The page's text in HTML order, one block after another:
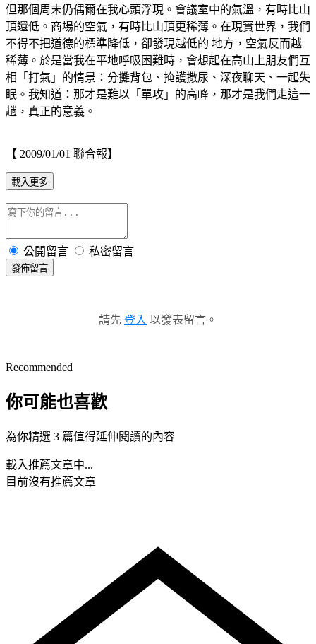
但那個周末仍偶爾在我心頭浮現。會議室中的氣溫，有時比山
頂還低。商場的空氣，有時比山頂更稀薄。在現實世界，我們
不得不把道德的標準降低，卻發現越低的 地方，空氣反而越
稀薄。於是當我在平地呼吸困難時，會想起在高山上朋友們互
相「打氣」的情景：分攤背包、掩護撒尿、深夜聊天、一起失
眠。我知道：那才是難以「單攻」的高峰，那才是我們走這一
趟，真正的意義。
【 2009/01/01 聯合報】
載入更多
公開留言 私密留言
發佈留言
請先 登入 以發表留言。
Recommended
你可能也喜歡
為你精選 3 篇值得延伸閱讀的內容
載入推薦文章中...
目前沒有推薦文章